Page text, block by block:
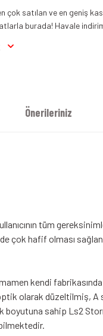
çok satılan ve en geniş
burada! Havale
Önerileriniz
tüm
çok hafif olması
kendi
olarak düzeltilmiş,
boyutuna sahip Ls2